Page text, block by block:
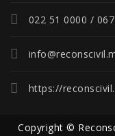
022 51 0000 /
https://
Copyright ©